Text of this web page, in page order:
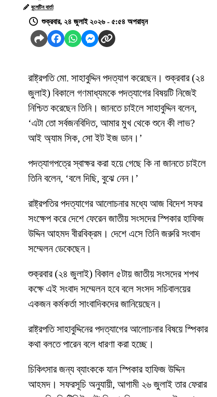
বুলেটিন বার্তা
শুক্রবার, ২৪ জুলাই ২০২৬ - ৫:৫৪ অপরাহ্ন
রাষ্ট্রপতি মো. সাহাবুদ্দিন পদত্যাগ করেছেন। শুক্রবার (২৪
জুলাই) বিকালে গণমাধ্যমকে পদত্যাগের বিষয়টি নিজেই
নিশ্চিত করেছেন তিনি। জানতে চাইলে সাহাবুদ্দিন বলেন,
‘এটা তো সর্বজনবিদিত, আমার মুখ থেকে শুনে কী লাভ?
আই অ্যাম সিক, সো ইট ইজ ডান।’
পদত্যাগপত্রে স্বাক্ষর করা হয়ে গেছে কি না জানতে চাইলে
তিনি বলেন, ‘বলে দিছি, বুঝে নেন।’
রাষ্ট্রপতির পদত্যাগের আলোচনার মধ্যে আজ বিদেশ সফর
সংক্ষেপ করে দেশে ফেরেন জাতীয় সংসদের স্পিকার হাফিজ
উদ্দিন আহমদ বীরবিক্রম। দেশে এসে তিনি জরুরি সংবাদ
সম্মেলন ডেকেছেন।
শুক্রবার (২৪ জুলাই) বিকাল ৫টায় জাতীয় সংসদের শপথ
কক্ষে এই সংবাদ সম্মেলন হবে বলে সংসদ সচিবালয়ের
একজন কর্মকর্তা সাংবাদিকদের জানিয়েছেন।
রাষ্ট্রপতি সাহাবুদ্দিনের পদত্যাগের আলোচনার বিষয়ে স্পিকার
কথা বলতে পারেন বলে ধারণা করা হচ্ছে।
চিকিৎসার জন্য ব্যাংককে যান স্পিকার হাফিজ উদ্দিন
আহমদ। সফরসূচি অনুযায়ী, আগামী ২৬ জুলাই তার ফেরার